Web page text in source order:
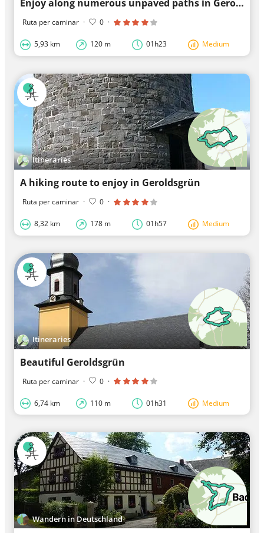
Enjoy along numerous unpaved paths in Geroldsgrün
Ruta per caminar · 0 ·
5,93 km 120 m 01h23 Medium
Itineraries
A hiking route to enjoy in Geroldsgrün
Ruta per caminar · 0 ·
8,32 km 178 m 01h57 Medium
Itineraries
Beautiful Geroldsgrün
Ruta per caminar · 0 ·
6,74 km 110 m 01h31 Medium
Wandern in Deutschland